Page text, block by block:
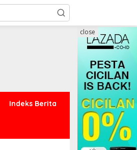
Indeks Berita
close